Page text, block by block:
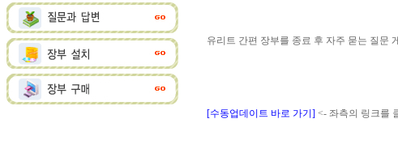
유리트 간편 장부를 종료 후 자주 묻는 질문
[수동업데이트 바로 가기] <- 좌측의 링크를